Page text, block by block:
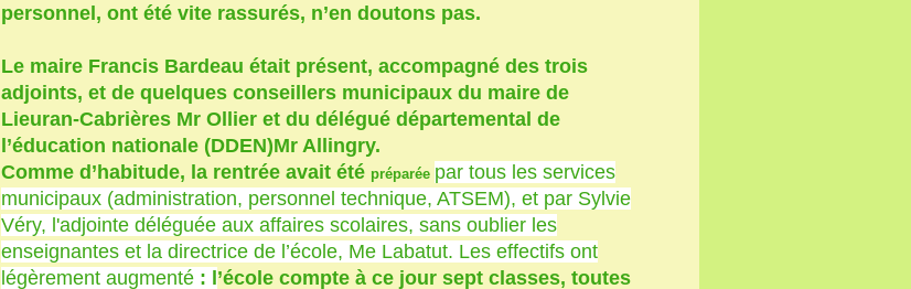
personnel, ont été vite rassurés, n’en doutons pas.
Le maire Francis Bardeau était présent, accompagné des trois
adjoints, et de quelques conseillers municipaux du maire de
Lieuran-Cabrières Mr Ollier et du délégué départemental de
l’éducation nationale (DDEN)Mr Allingry.
Comme d’habitude, la rentrée avait été préparée par tous les services
municipaux (administration, personnel technique, ATSEM), et par Sylvie
Véry, l'adjointe déléguée aux affaires scolaires, sans oublier les
enseignantes et la directrice de l’école, Me Labatut. Les effectifs ont
légèrement augmenté : l’école compte à ce jour sept classes, toutes